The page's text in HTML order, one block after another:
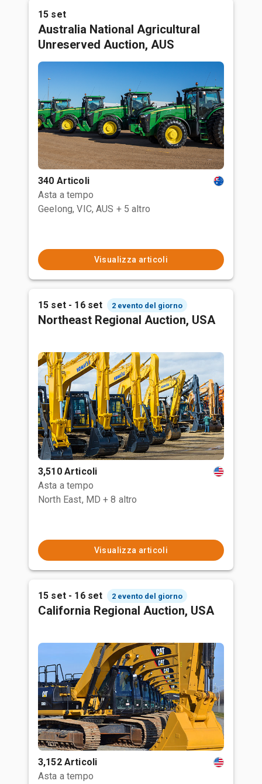
15 set
Australia National Agricultural
Unreserved Auction, AUS
340 Articoli
Asta a tempo
Geelong, VIC, AUS + 5 altro
Visualizza articoli
15 set - 16 set 2 evento del giorno
Northeast Regional Auction, USA
3,510 Articoli
Asta a tempo
North East, MD + 8 altro
Visualizza articoli
15 set - 16 set 2 evento del giorno
California Regional Auction, USA
3,152 Articoli
Asta a tempo